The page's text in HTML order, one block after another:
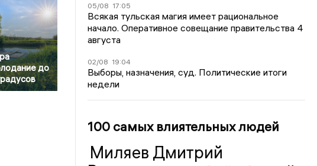
до
05/08 17:05
Всякая тульская магия имеет рациональное
начало. Оперативное совещание правительства 4
августа
02/08 19:04
Выборы, назначения, суд. Политические итоги
недели
100 самых влиятельных людей
Миляев Дмитрий